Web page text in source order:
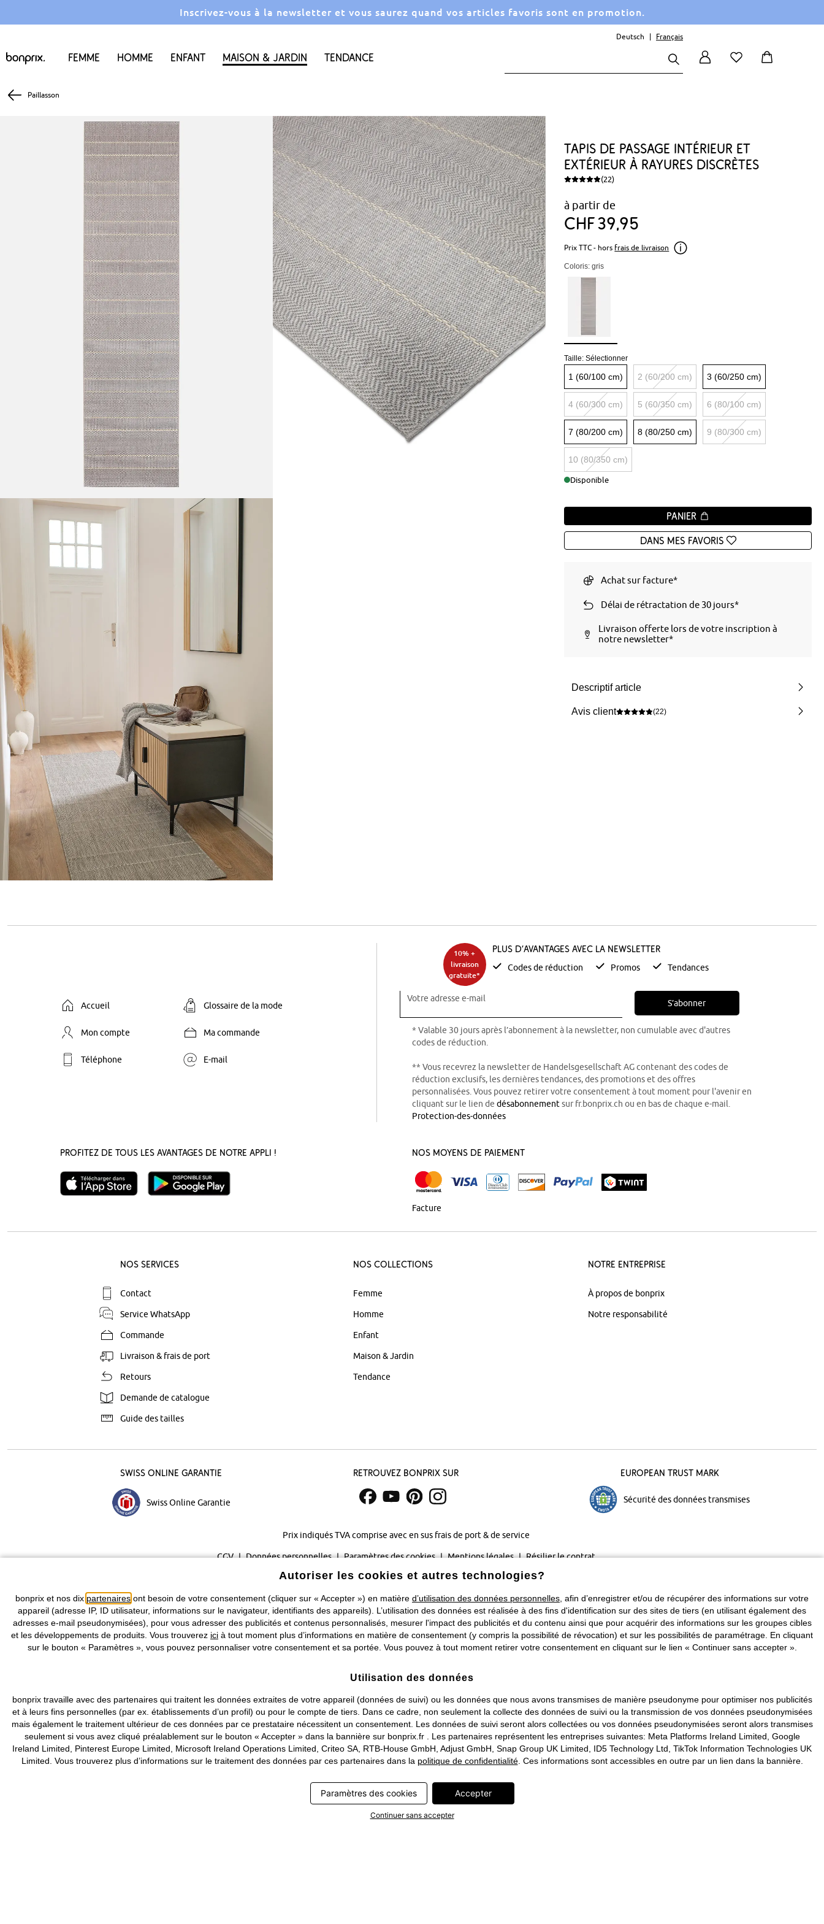
Inscrivez-vous à la newsletter et vous saurez quand vos articles favoris sont en promotion.
Femme Homme Enfant Maison & Jardin Tendance
Deutsch Français
Paillasson
Tapis de passage intérieur et
extérieur à rayures discrètes
(22)
à partir de
CHF39 95
Prix TTC - hors frais de livraison
Coloris: gris
Taille:Sélectionner
1 (60/100 cm) 2 (60/200 cm) 3 (60/250 cm)
4 (60/300 cm) 5 (60/350 cm) 6 (80/100 cm)
7 (80/200 cm) 8 (80/250 cm) 9 (80/300 cm)
10 (80/350 cm)
Disponible
Panier
Dans mes favoris
Achat sur facture*
Délai de rétractation de 30 jours*
Livraison offerte lors de votre inscription à
notre newsletter*
Descriptif article
Avis client (22)
Accueil Glossaire de la mode
Mon compte Ma commande
Téléphone E-mail
10% +
livraison
gratuite*
Plus d’avantages avec la newsletter
Codes de réduction Promos Tendances
Votre adresse e-mail S’abonner
* Valable 30 jours après l’abonnement à la newsletter, non cumulable avec d'autres
codes de réduction.
** Vous recevrez la newsletter de Handelsgesellschaft AG contenant des codes de
réduction exclusifs, les dernières tendances, des promotions et des offres
personnalisées. Vous pouvez retirer votre consentement à tout moment pour l'avenir en
cliquant sur le lien de désabonnementsur fr.bonprix.ch ou en bas de chaque e-mail.
Protection-des-données
Profitez de tous les avantages de notre appli ! Nos Moyens de Paiement
Facture
Nos Services
Contact
Service WhatsApp
Commande
Livraison & frais de port
Retours
Demande de catalogue
Guide des tailles
Nos Collections
Femme
Homme
Enfant
Maison & Jardin
Tendance
Notre Entreprise
À propos de bonprix
Notre responsabilité
Swiss Online Garantie
Swiss Online Garantie
Retrouvez bonprix sur European Trust Mark
Sécurité des données transmises
Prix indiqués TVA comprise avec en sus frais de port & de service
CGV Données personnelles Paramètres des cookies Mentions légales Résilier le contrat
©2026 bonprix.Tous droits réservés.
Changer de pays
Autoriser les cookies et autres technologies?
bonprix et nos dix partenaires ont besoin de votre consentement (cliquer sur « Accepter ») en matière d’utilisation des données personnelles , afin d’enregistrer et/ou de récupérer des informations sur votre
appareil (adresse IP, ID utilisateur, informations sur le navigateur, identifiants des appareils). L’utilisation des données est réalisée à des fins d'identification sur des sites de tiers (en utilisant également des
adresses e-mail pseudonymisées), pour vous adresser des publicités et contenus personnalisés, mesurer l'impact des publicités et du contenu ainsi que pour acquérir des informations sur les groupes cibles
et les développements de produits. Vous trouverez ici à tout moment plus d’informations en matière de consentement (y compris la possibilité de révocation) et sur les possibilités de paramétrage. En cliquant
sur le bouton « Paramètres », vous pouvez personnaliser votre consentement et sa portée. Vous pouvez à tout moment retirer votre consentement en cliquant sur le lien « Continuer sans accepter ».
Utilisation des données
bonprix travaille avec des partenaires qui traitent les données extraites de votre appareil (données de suivi) ou les données que nous avons transmises de manière pseudonyme pour optimiser nos publicités
et à leurs fins personnelles (par ex. établissements d’un profil) ou pour le compte de tiers. Dans ce cadre, non seulement la collecte des données de suivi ou la transmission de vos données pseudonymisées
mais également le traitement ultérieur de ces données par ce prestataire nécessitent un consentement. Les données de suivi seront alors collectées ou vos données pseudonymisées seront alors transmises
seulement si vous avez cliqué préalablement sur le bouton « Accepter » dans la bannière sur bonprix.fr . Les partenaires représentent les entreprises suivantes: Meta Platforms Ireland Limited, Google
Ireland Limited, Pinterest Europe Limited, Microsoft Ireland Operations Limited, Criteo SA, RTB-House GmbH, Adjust GmbH, Snap Group UK Limited, ID5 Technology Ltd, TikTok Information Technologies UK
Limited. Vous trouverez plus d’informations sur le traitement des données par ces partenaires dans la politique de confidentialité. Ces informations sont accessibles en outre par un lien dans la bannière.
Paramètres des cookies Accepter
Continuer sans accepter